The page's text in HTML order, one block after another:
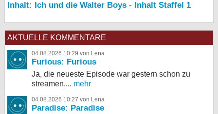
Inhalt: Ich und die Walter Boys - Inhalt Staffel 1
AKTUELLE KOMMENTARE
04.08.2026 10:29 von Lena
Furious: Furious
Ja, die neueste Episode war gestern schon zu
streamen,... mehr
04.08.2026 10:27 von Lena
Paradise: Paradise